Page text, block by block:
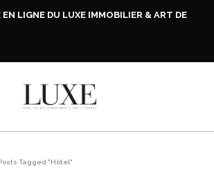
LIGNE DU LUXE IMMOBILIER & ART DE
Tagged "Hôtel"